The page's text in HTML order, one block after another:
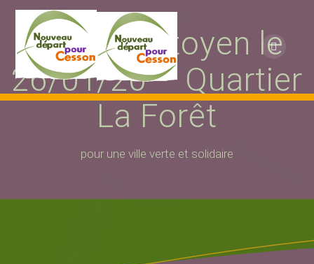
au
contenu
Brunch Citoyen le
26/01/20 – Quartier
La Forêt
pour une ville verte et solidaire